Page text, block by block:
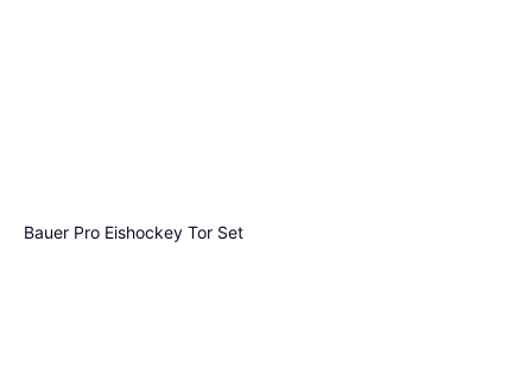
Bauer Pro Eishockey Tor Set